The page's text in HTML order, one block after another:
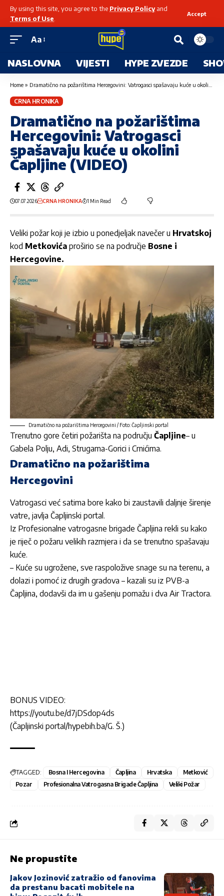
By using this site, you agree to the Privacy Policyand
Terms of Use
Accept
Aa
NASLOVNA VIJESTI HYPE ZVEZDE
Home » Dramatično na požarištima Hercegovini: Vatrogasci spašavaju kuće u okolini Čapljine (VIDEO)
CRNA HRONIKA
Dramatično na požarištima
Hercegovini: Vatrogasci
spašavaju kuće u okolini
Čapljine (VIDEO)
07.07.2026 CRNA HRONIKA 1 Min Read
Veliki požarkoji je izbio u ponedjeljak navečer u Hrvatskoj
kod Metkovića proširio se na područje Bosne i
Hercegovine.
Dramatično na požarištima Hercegovini / Foto: Čapljinski portal
Trenutno gore četiri požarišta na području Čapljine– u
Gabela Polju, Adi, Strugama-Gorici i Crnićima.
Dramatično na požarištima
Hercegovini
Vatrogasci već satima bore kako bi zaustavili daljnje širenje
vatre, javlja Čapljinski portal.
Iz Profesionalne vatrogasne brigade Čapljina rekli su kako
je riječ o požaru velikih razmjera i da se trenutno spašavaju
kuće.
– Kuće su ugrožene, sve raspoložive snage su na terenu, a
dolazi i pomoć iz drugih gradova – kazali su iz PVB-a
Čapljina, dodavši da im u gašenju pomažu i dva Air Tractora.
BONUS VIDEO:
https://youtu.be/d7jDSdop4ds
(Čapljinski portal/hypebih.ba/G. Š.)
TAGGED: Bosna I Hercegovina Čapljina Hrvatska
Metković
Pozar
Profesionalna Vatrogasna Brigade Čapljina Veliki Požar
Ne propustite
Jakov Jozinović zatražio od fanovima
da prestanu bacati mobitele na